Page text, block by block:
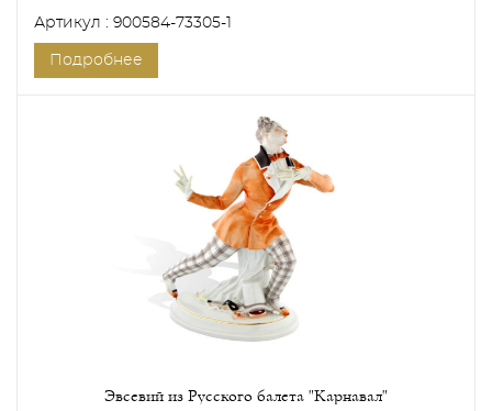
Артикул : 900584-73305-1
Подробнее
Эвсевий из Русского балета "Карнавал"